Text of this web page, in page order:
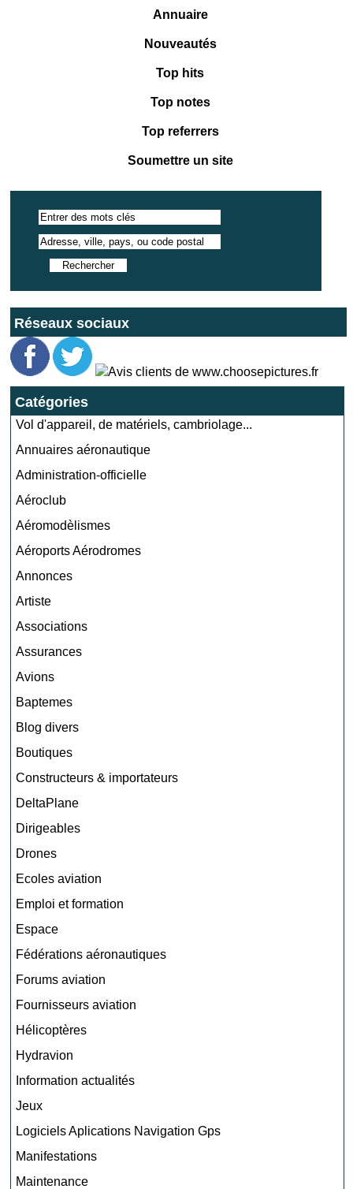
Annuaire
Nouveautés
Top hits
Top notes
Top referrers
Soumettre un site
Réseaux sociaux
Catégories
Vol d'appareil, de matériels, cambriolage...
Annuaires aéronautique
Administration-officielle
Aéroclub
Aéromodèlismes
Aéroports Aérodromes
Annonces
Artiste
Associations
Assurances
Avions
Baptemes
Blog divers
Boutiques
Constructeurs & importateurs
DeltaPlane
Dirigeables
Drones
Ecoles aviation
Emploi et formation
Espace
Fédérations aéronautiques
Forums aviation
Fournisseurs aviation
Hélicoptères
Hydravion
Information actualités
Jeux
Logiciels Aplications Navigation Gps
Manifestations
Maintenance